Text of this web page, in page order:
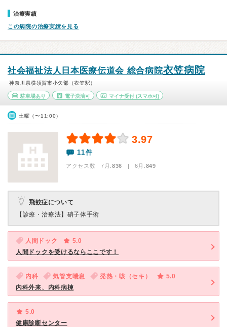
治療実績
この病院の治療実績を見る
社会福祉法人日本医療伝道会 総合病院衣笠病院
神奈川県横須賀市小矢部（衣笠駅）
駐車場あり 電子決済可 マイナ受付 (スマホ可)
土曜（〜11:00）
3.97
11件
アクセス数 7月:836 | 6月:849
飛蚊症について
【診療・治療法】 硝子体手術
人間ドック
5.0
人間ドックを受けるならここです！
内科 気管支喘息 発熱・咳（セキ）
5.0
内科外来、内科病棟
5.0
健康診断センター